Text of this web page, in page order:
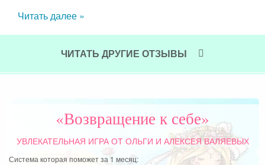
Читать далее »
ЧИТАТЬ ДРУГИЕ ОТЗЫВЫ
«Возвращение к себе»
УВЛЕКАТЕЛЬНАЯ ИГРАОТ ОЛЬГИ И АЛЕКСЕЯ ВАЛЯЕВЫХ
Система которая поможет за 1 месяц: